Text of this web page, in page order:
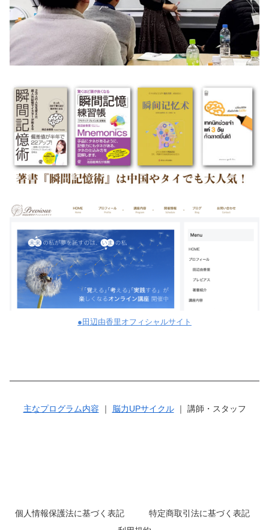
●田辺由香里オフィシャルサイト
主なプログラム内容 ｜ 脳力UPサイクル｜ 講師・スタッフ
個人情報保護法に基づく表記
特定商取引法に基づく表記